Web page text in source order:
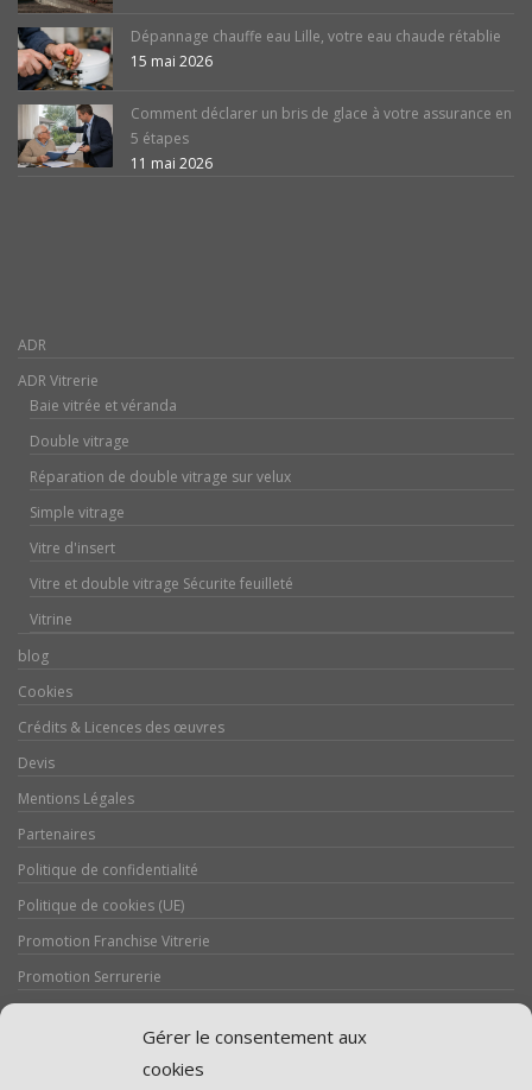
Gérer le consentement aux
cookies
Dépannage chauffe eau Lille, votre eau chaude rétablie
15 mai 2026
Comment déclarer un bris de glace à votre assurance en
5 étapes
11 mai 2026
ADR
ADR Vitrerie
Baie vitrée et véranda
Double vitrage
Réparation de double vitrage sur velux
Simple vitrage
Vitre d'insert
Vitre et double vitrage Sécurite feuilleté
Vitrine
blog
Cookies
Crédits & Licences des œuvres
Devis
Mentions Légales
Partenaires
Politique de confidentialité
Politique de cookies (UE)
Promotion Franchise Vitrerie
Promotion Serrurerie